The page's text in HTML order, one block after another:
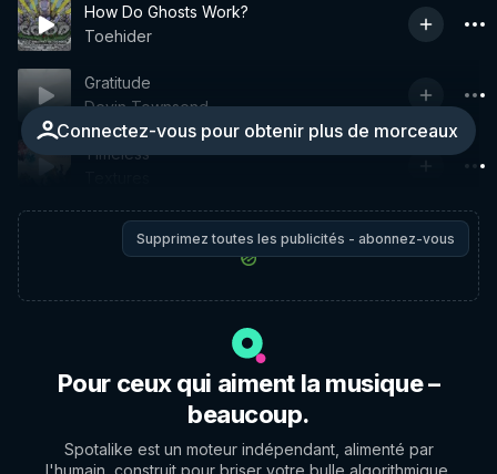
How Do Ghosts Work?
Toehider
Connectez-vous pour obtenir plus de morceaux
Gratitude
Devin Townsend
Timeless
Supprimez toutes les publicités - abonnez-vous
Pour ceux qui aiment la musique –
beaucoup.
Spotalike est un moteur indépendant, alimenté par
l'humain, construit pour briser votre bulle algorithmique.